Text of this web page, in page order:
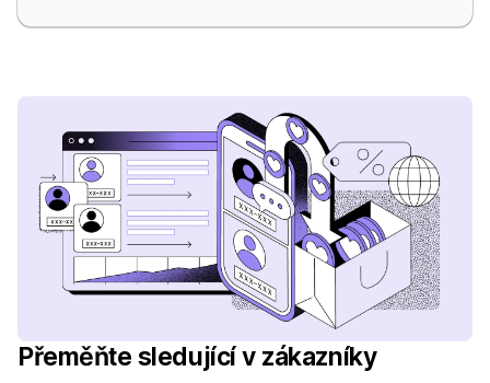
Přeměňte sledující v zákazníky